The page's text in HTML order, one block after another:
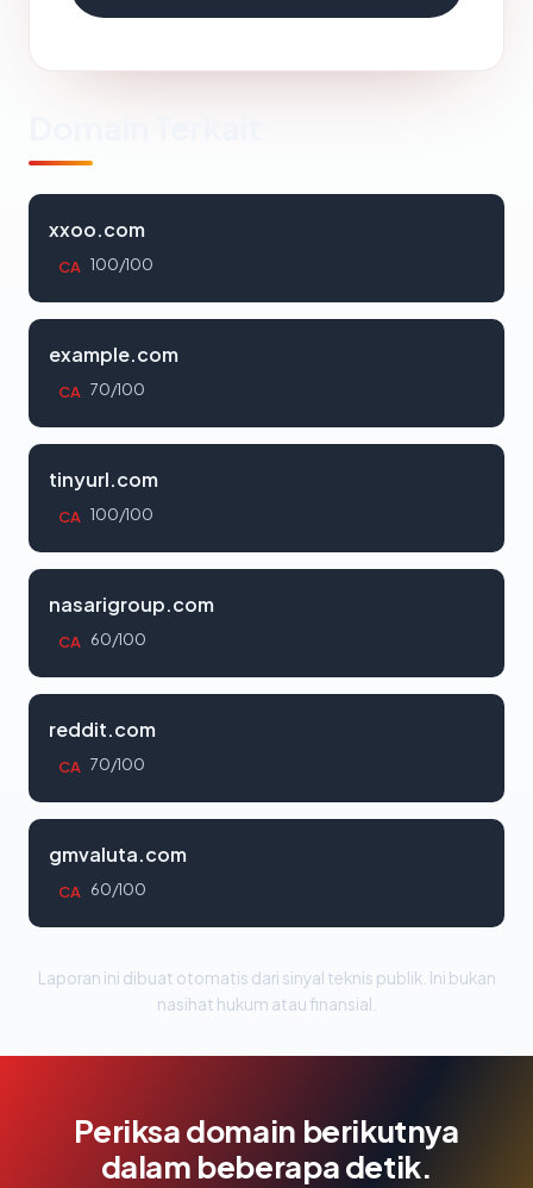
xxoo.com
CA 100/100
example.com
CA 70/100
tinyurl.com
CA 100/100
nasarigroup.com
CA 60/100
reddit.com
CA 70/100
gmvaluta.com
CA 60/100
Laporan ini dibuat otomatis dari sinyal teknis publik. Ini bukan
nasihat hukum atau finansial.
Periksa domain berikutnya
dalam beberapa detik.